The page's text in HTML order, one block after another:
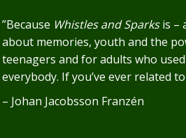
”Because Whistles and Sparksis –
about memories, youth and the
teenagers and for adults who
everybody. If you’ve ever related
– Johan Jacobsson Franzén